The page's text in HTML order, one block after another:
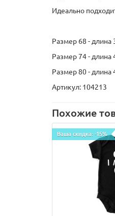
Идеально
Размер 68 - длина
Размер 74 - длина
Размер 80 - длина
Артикул: 104213
Похожие
Ваша скидка: -15%